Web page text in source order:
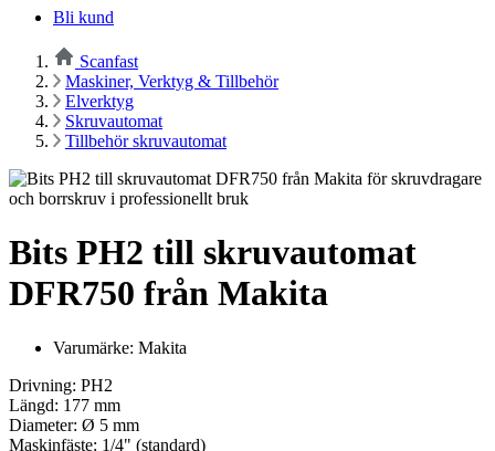
Bli kund
Scanfast
Maskiner, Verktyg & Tillbehör
Elverktyg
Skruvautomat
Tillbehör skruvautomat
Bits PH2 till skruvautomat
DFR750 från Makita
Varumärke: Makita
Drivning: PH2
Längd: 177 mm
Diameter: Ø 5 mm
Maskinfäste: 1/4" (standard)